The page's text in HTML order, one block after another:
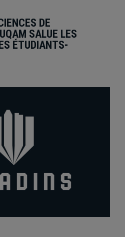
DE
SALUE LES
ÉTUDIANTS-